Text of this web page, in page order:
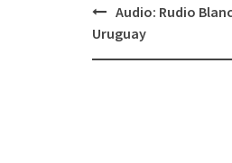
Navegación
Audio: Rudio
Uruguay